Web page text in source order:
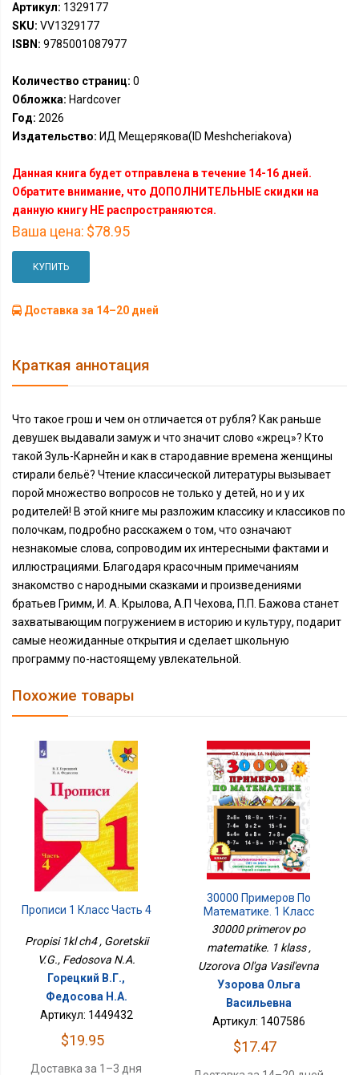
Артикул: 1329177
SKU: VV1329177
ISBN: 9785001087977
Количество страниц: 0
Обложка: Hardcover
Год: 2026
Издательство: ИД Мещерякова(ID Meshcheriakova)
Данная книга будет отправлена в течение 14-16 дней.
Обратите внимание, что ДОПОЛНИТЕЛЬНЫЕ скидки на
данную книгу НЕ распространяются.
Ваша цена: $78.95
КУПИТЬ
Доставка за 14–20 дней
Краткая аннотация
Что такое грош и чем он отличается от рубля? Как раньше
девушек выдавали замуж и что значит слово «жрец»? Кто
такой Зуль-Карнейн и как в стародавние времена женщины
стирали бельё? Чтение классической литературы вызывает
порой множество вопросов не только у детей, но и у их
родителей! В этой книге мы разложим классику и классиков по
полочкам, подробно расскажем о том, что означают
незнакомые слова, сопроводим их интересными фактами и
иллюстрациями. Благодаря красочным примечаниям
знакомство с народными сказками и произведениями
братьев Гримм, И. А. Крылова, А.П Чехова, П.П. Бажова станет
захватывающим погружением в историю и культуру, подарит
самые неожиданные открытия и сделает школьную
программу по-настоящему увлекательной.
Похожие товары
Прописи 1 Класс Часть 4
Propisi 1kl ch4 , Goretskii
V.G., Fedosova N.A.
Горецкий В.Г.,
Федосова Н.А.
Артикул: 1449432
$19.95
Доставка за 1–3 дня
30000 Примеров По
Математике. 1 Класс
30000 primerov po
matematike. 1 klass ,
Uzorova Ol'ga Vasil'evna
Узорова Ольга
Васильевна
Артикул: 1407586
$17.47